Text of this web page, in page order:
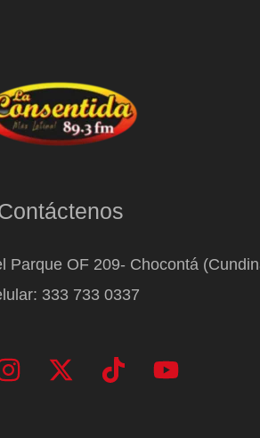
Parque OF 209- Chocontá
333 733 0337